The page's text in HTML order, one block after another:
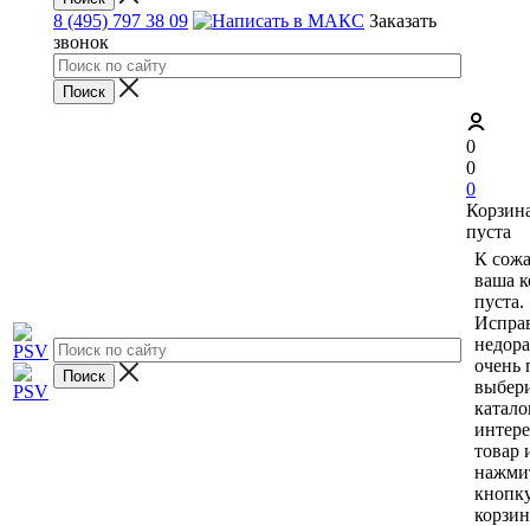
8 (495) 797 38 09
Заказать
звонок
0
0
0
пуста
К
ваша
пуста.
очень
товар